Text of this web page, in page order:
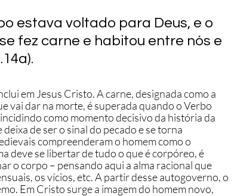
estava voltado para Deus, e o
fez carne e habitou entre nós e
em Jesus Cristo. A carne, designada como a
vai dar na morte, é superada quando o Verbo
como momento decisivo da história da
de ser o sinal do pecado e se torna
compreenderam o homem como o
deve se libertar de tudo o que é corpóreo, é
o corpo – pensando aqui a alma racional que
os vícios, etc. A partir desse autogoverno, o
Em Cristo surge a imagem do homem novo,